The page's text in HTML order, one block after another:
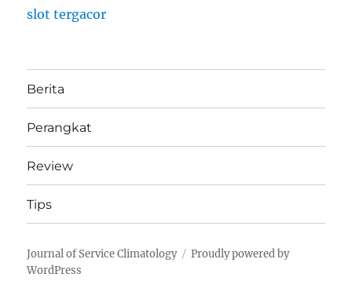
slot tergacor
Berita
Perangkat
Review
Tips
Journal of Service Climatology
Proudly powered by
WordPress